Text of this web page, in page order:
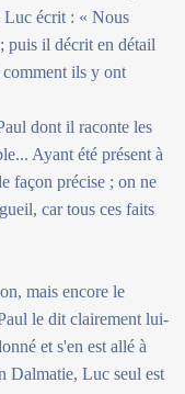
Luc écrit : « Nous
puis il décrit en détail
ils y ont
dont il raconte les
Ayant été présent à
façon précise ; on ne
car tous ces faits
mais encore le
le dit clairement lui-
et s'en est allé à
Dalmatie, Luc seul est